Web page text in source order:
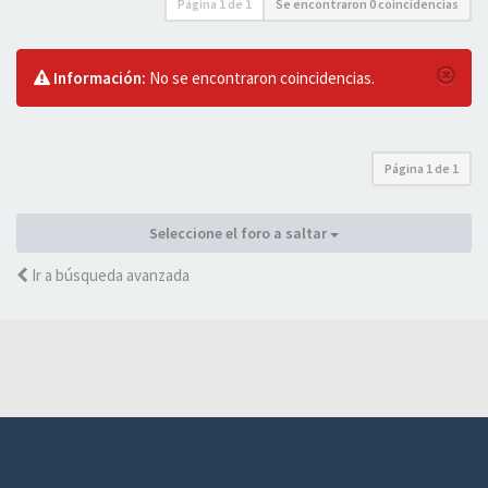
Página 1 de 1 Se encontraron 0 coincidencias
Información: No se encontraron coincidencias.
Página 1 de 1
Seleccione el foro a saltar
Ir a búsqueda avanzada